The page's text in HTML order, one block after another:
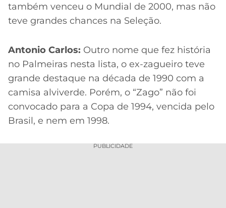
também venceu o Mundial de 2000, mas não
teve grandes chances na Seleção.
Antonio Carlos: Outro nome que fez história
no Palmeiras nesta lista, o ex-zagueiro teve
grande destaque na década de 1990 com a
camisa alviverde. Porém, o “Zago” não foi
convocado para a Copa de 1994, vencida pelo
Brasil, e nem em 1998.
PUBLICIDADE